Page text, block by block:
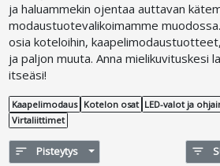
ja haluammekin ojentaa auttavan
modaustuotevalikoimamme
osia koteloihin,
ja paljon muuta. Anna mielikuvituskesi
itseäsi!
Kaapelimodaus Kotelon osat LED-valot ja
Virtaliittimet
sort Pisteytys filter_list